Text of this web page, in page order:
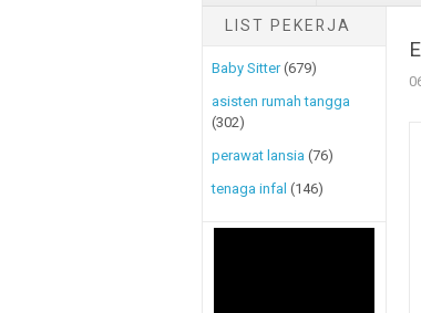
LIST PEKERJA
Baby Sitter (679)
asisten rumah tangga
(302)
perawat lansia (76)
tenaga infal (146)